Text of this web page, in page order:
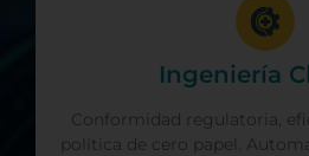
Ingeniería
Conformidad regulatoria,
política de cero papel.